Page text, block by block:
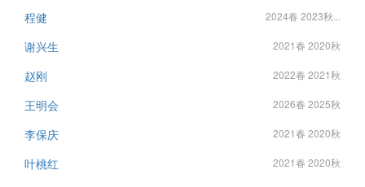
程健 2024春 2023秋...
谢兴生 2021春 2020秋
赵刚 2022春 2021秋
王明会 2026春 2025秋
李保庆 2021春 2020秋
叶桃红 2021春 2020秋